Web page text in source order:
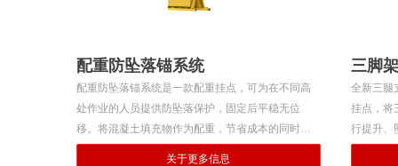
配重防坠落锚系统
配重防坠落锚系统是一款配重挂点，可为在不同高
处作业的人员提供防坠落保护，固定后平稳无位
移。将混凝土填充物作为配重，节省成本的同时为
关于更多信息
三脚
全新三腿
挂点，将
行提升、